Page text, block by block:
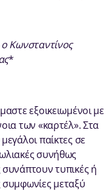
Κωνσταντίνος
*
εξοικειωμένοι με
των «καρτέλ». Στα
παίκτες σε
συνήθως
τυπικές ή
μεταξύ